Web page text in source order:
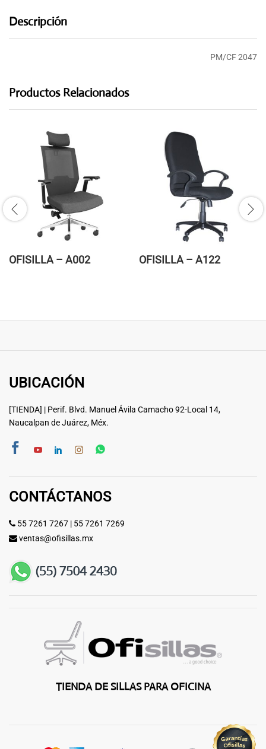
Descripción
PM/CF 2047
Productos Relacionados
OFISILLA – A002 OFISILLA – A122
UBICACIÓN
[TIENDA] | Perif. Blvd. Manuel Ávila Camacho 92-Local 14,
Naucalpan de Juárez, Méx.
CONTÁCTANOS
55 7261 7267 | 55 7261 7269
ventas@ofisillas.mx
TIENDA DE SILLAS PARA OFICINA